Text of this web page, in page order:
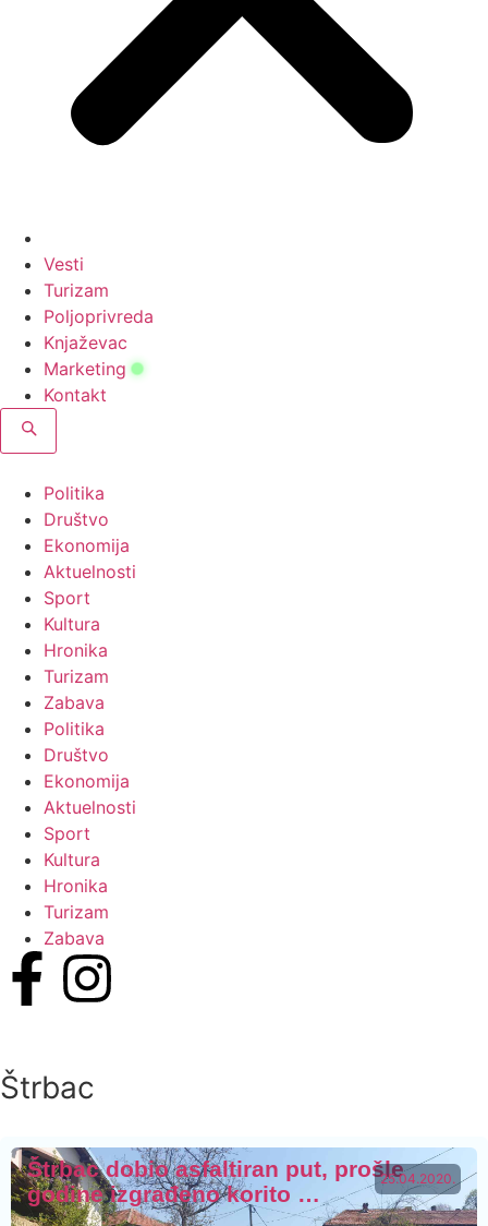
Vesti
Turizam
Poljoprivreda
Knjaževac
Marketing
Kontakt
Politika
Društvo
Ekonomija
Aktuelnosti
Sport
Kultura
Hronika
Turizam
Zabava
Politika
Društvo
Ekonomija
Aktuelnosti
Sport
Kultura
Hronika
Turizam
Zabava
Štrbac
25.04.2020.
Štrbac dobio asfaltiran put, prošle
godine izgrađeno korito …